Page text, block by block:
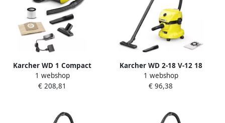
Karcher WD 1 Compact
Battery Set Accu Nat- en
droogstofzuiger 1.198-301.0
1 webshop
€ 208,81
Karcher WD 2-18 V-12 18
Accu Nat- en
droogstofzuiger 1.628-500.0
1 webshop
€ 96,38